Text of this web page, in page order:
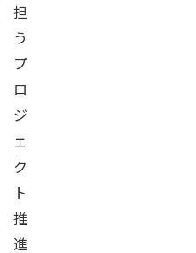
担
う
プ
ロ
ジ
ェ
ク
ト
推
進